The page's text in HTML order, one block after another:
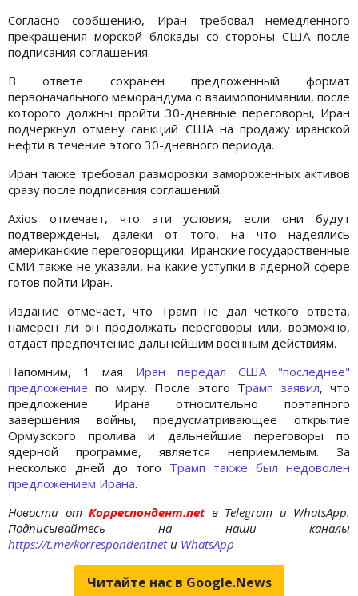
Согласно сообщению, Иран требовал немедленного
прекращения морской блокады со стороны США после
подписания соглашения.
В ответе сохранен предложенный формат
первоначального меморандума о взаимопонимании, после
которого должны пройти 30-дневные переговоры, Иран
подчеркнул отмену санкций США на продажу иранской
нефти в течение этого 30-дневного периода.
Иран также требовал разморозки замороженных активов
сразу после подписания соглашений.
Axios отмечает, что эти условия, если они будут
подтверждены, далеки от того, на что надеялись
американские переговорщики. Иранские государственные
СМИ также не указали, на какие уступки в ядерной сфере
готов пойти Иран.
Издание отмечает, что Трамп не дал четкого ответа,
намерен ли он продолжать переговоры или, возможно,
отдаст предпочтение дальнейшим военным действиям.
Напомним, 1 мая Иран передал США "последнее"
предложениепо миру. После этого Трамп заявил, что
предложение Ирана относительно поэтапного
завершения войны, предусматривающее открытие
Ормузского пролива и дальнейшие переговоры по
ядерной программе, является неприемлемым. За
несколько дней до того Трамп также был недоволен
предложением Ирана.
Новости отКорреспондент.net в Telegram и WhatsApp.
Подписывайтесь на наши каналы
https://t.me/korrespondentnetи WhatsApp
Читайте нас в Google.News